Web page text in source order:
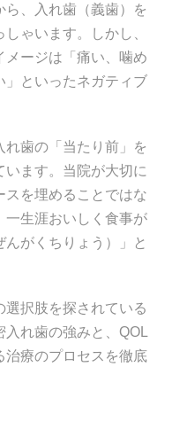
、入れ歯（義歯）を
ゃいます。しかし、
メージは「痛い、噛め
」といったネガティブ
歯の「当たり前」を
ます。当院が大切に
スを埋めることではな
一生涯おいしく食事が
がくちりょう）」と
択肢を探されている
れ歯の強みと、QOL
治療のプロセスを徹底